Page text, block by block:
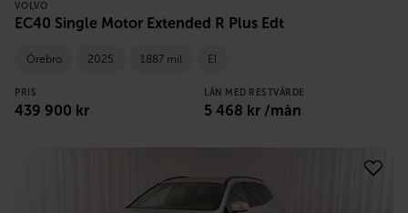
VOLVO
EC40 Single Motor Extended R Plus Edt
Örebro 2025 1887 mil El
PRIS
439 900 kr
LÅN MED RESTVÄRDE
5 468 kr /mån